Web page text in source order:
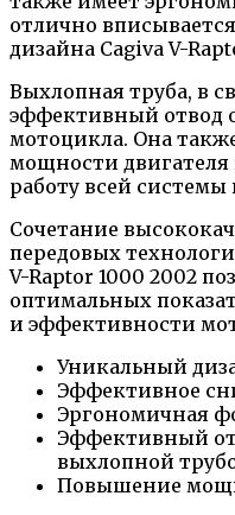
отлично
дизайна Cagiva V-
Выхлопная труба, в
эффективный отвод
мотоцикла. Она
мощности двигателя
работу всей системы
Сочетание
передовых
V-Raptor 1000 2002
оптимальных
и эффективности
Уникальный
Эффективное
Эргономичная
Эффективный
выхлопной
Повышение